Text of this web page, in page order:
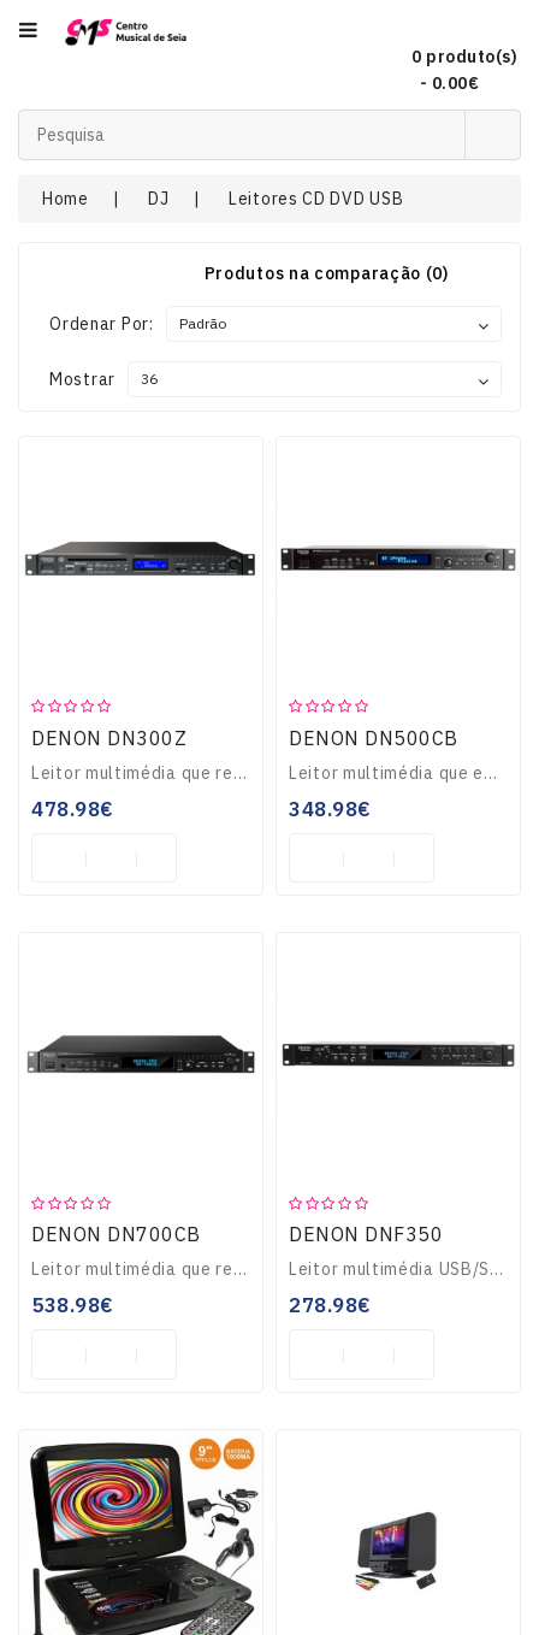
- 0.00€
Categoria
Acordeões
Instrumentos
De
VIDEO-
MULTIMÉDIA
OUTLET
Home DJ Leitores CD DVD USB
Produtos na comparação (0)
Ordenar Por:
Mostrar
DENON DN300Z
Leitor multimédia que reproduz CD/USB/SD, formatos WAV/AAC/MP3, bluetooth até 8 dispositivos, Drive de CD e leitura super rápida, suporta disco externo, função ..
478.98€
DENON DN500CB
Leitor multimédia que emparelha por Bluetooth até 8 equipamentos, slot para CD, porta Usb para pen, 10 teclas de acesso directo às pistas, entrada auxiliar mini..
348.98€
DENON DN700CB
Leitor multimédia que reproduz CD, USB, Bluetooth(4.0) and AUX. Com ligação à internet. Reproduz ficheiros WAV e MP3. Saídas não balanceadas RCA e balanceadas X..
538.98€
DENON DNF350
Leitor multimédia USB/SD, entrada minijack auxiliar e bluetooth até 8 dispositivos. Entrada mic/line através de ficha Combi XLR/Jack com controlo de ganho e pha..
278.98€